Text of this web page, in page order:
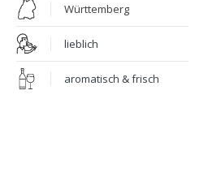
Württemberg
lieblich
aromatisch & frisch